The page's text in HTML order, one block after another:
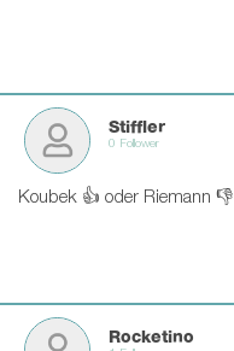
Stiffler
0 Follower
Koubek 👍 oder Riemann 👎
Rocketino